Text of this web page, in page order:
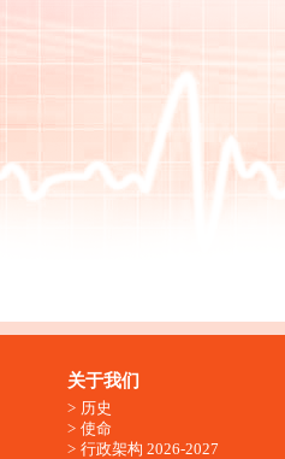
关于我们
历史
使命
行政架构 2026-2027